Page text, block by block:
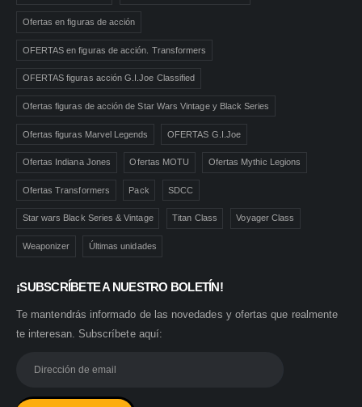
Ofertas en figuras de acción
OFERTAS en figuras de acción. Transformers
OFERTAS figuras acción G.I.Joe Classified
Ofertas figuras de acción de Star Wars Vintage y Black Series
Ofertas figuras Marvel Legends OFERTAS G.I.Joe
Ofertas Indiana Jones Ofertas MOTU Ofertas Mythic Legions
Ofertas Transformers Pack SDCC
Star wars Black Series & Vintage Titan Class Voyager Class
Weaponizer Últimas unidades
¡SUBSCRÍBETE A NUESTRO BOLETÍN!
Te mantendrás informado de las novedades y ofertas que realmente
te interesan. Subscríbete aquí: